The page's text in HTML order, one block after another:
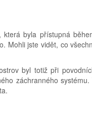
byla přístupná
Mohli jste vidět, co
byl totiž při
záchranného